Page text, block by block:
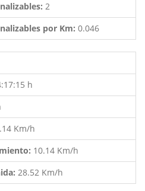
2
por Km: 0.046
h
Km/h
10.14 Km/h
28.52 Km/h